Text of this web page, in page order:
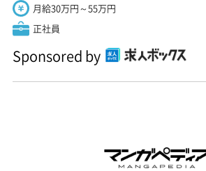
月給30万円～55万円
正社員
Sponsored by